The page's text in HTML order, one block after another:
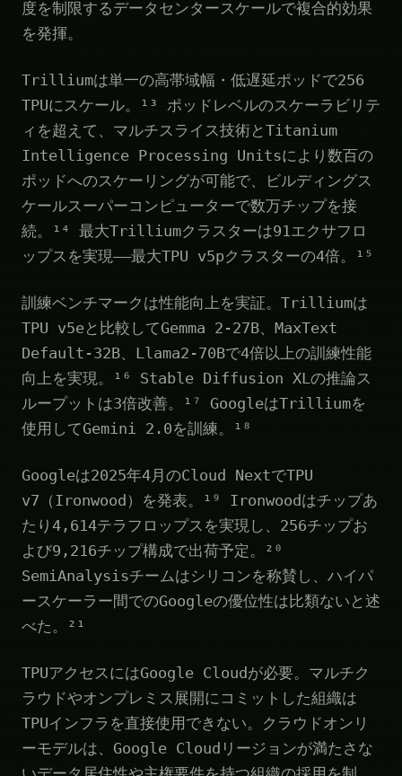
度を制限するデータセンタースケールで複合的効果
を発揮。
Trilliumは単一の高帯域幅・低遅延ポッドで256
TPUにスケール。¹³ ポッドレベルのスケーラビリテ
ィを超えて、マルチスライス技術とTitanium
Intelligence Processing Unitsにより数百の
ポッドへのスケーリングが可能で、ビルディングス
ケールスーパーコンピューターで数万チップを接
続。¹⁴ 最大Trilliumクラスターは91エクサフロ
ップスを実現——最大TPU v5pクラスターの4倍。¹⁵
訓練ベンチマークは性能向上を実証。Trilliumは
TPU v5eと比較してGemma 2-27B、MaxText
Default-32B、Llama2-70Bで4倍以上の訓練性能
向上を実現。¹⁶ Stable Diffusion XLの推論ス
ループットは3倍改善。¹⁷ GoogleはTrilliumを
使用してGemini 2.0を訓練。¹⁸
Googleは2025年4月のCloud NextでTPU
v7（Ironwood）を発表。¹⁹ Ironwoodはチップあ
たり4,614テラフロップスを実現し、256チップお
よび9,216チップ構成で出荷予定。²⁰
SemiAnalysisチームはシリコンを称賛し、ハイパ
ースケーラー間でのGoogleの優位性は比類ないと述
べた。²¹
TPUアクセスにはGoogle Cloudが必要。マルチク
ラウドやオンプレミス展開にコミットした組織は
TPUインフラを直接使用できない。クラウドオンリ
ーモデルは、Google Cloudリージョンが満たさな